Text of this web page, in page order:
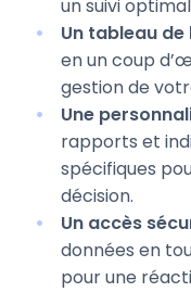
un suivi
Un tableau
en un coup
gestion de
Une
rapports et
spécifiques
décision.
Un accès
données en
pour une